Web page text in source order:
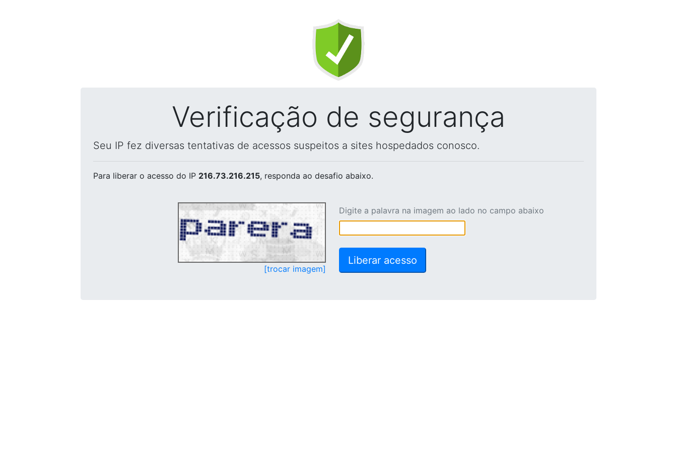
Verificação de segurança
Seu IP fez diversas tentativas de acessos suspeitos a sites hospedados conosco.
Para liberar o acesso do IP 216.73.216.215, responda ao desafio abaixo.
[trocar imagem]
Digite a palavra na imagem ao lado no campo abaixo